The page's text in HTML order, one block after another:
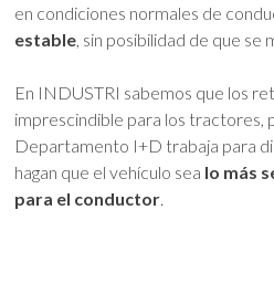
en condiciones normales de
estable, sin posibilidad de que se
En INDUSTRI sabemos que los
imprescindible para los tractores,
Departamento I+D trabaja para
hagan que el vehículo sea lo más
para el conductor.